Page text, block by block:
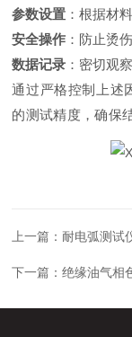
参数设置 ：根据材
安全操作 ：防止烫
数据记录 ：密切观
通过严格控制上述
的测试精度，确保
上一篇： 耐电弧测试
下一篇：绝缘油气相